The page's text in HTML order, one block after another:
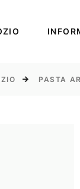
PASTA